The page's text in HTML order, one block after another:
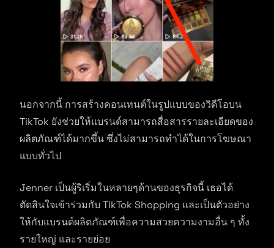
นอกจากนี้ การสร้างคอนเทนต์ในรูปแบบของวิดีโอบน
TikTok ยังช่วยให้แบรนด์สามารถสื่อสารรายละเอียดของ
ผลิตภัณฑ์ได้มากขึ้น ซึ่งไม่สามารถทำได้ในการโฆษณา
แบบทั่วไป
Jenner เป็นผู้ริเริ่มในหลายๆด้านของธุรกิจนี้ เธอได้
ตัดสินใจเข้าร่วมกับ TikTok Shopping และเป็นตัวอย่าง
ให้กับแบรนด์ผลิตภัณฑ์เพื่อความสวยความงามอื่น ๆ ทั้ง
รายใหญ่ และรายย่อย